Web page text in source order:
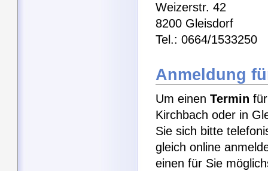
Weizerstr. 42
8200 Gleisdorf
Tel.: 0664/1533250
Anmeldung
Um einen Termin
Kirchbach oder in
Sie sich bitte
gleich online
einen für Sie